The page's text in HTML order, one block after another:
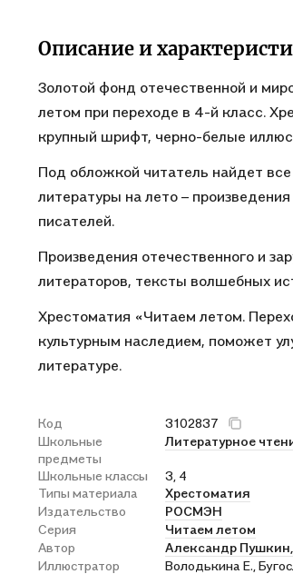
Описание и
Золотой фонд отечественной и
летом при переходе в 4-й класс.
крупный шрифт, черно-белые
Под обложкой читатель найдет
литературы на лето –
писателей.
Произведения отечественного и
литераторов, тексты волшебных
Хрестоматия «Читаем летом.
культурным наследием, поможет
литературе.
Код
3102837
Школьные
предметы
Литературное
Школьные классы
3, 4
Типы материала
Хрестоматия
Издательство
РОСМЭН
Серия
Читаем летом
Автор
Александр Пушкин,
Иллюстратор
Володькина Е.,